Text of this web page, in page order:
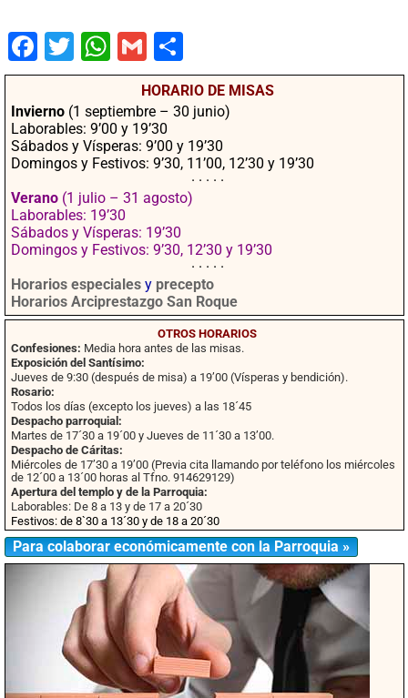
Fac
ebo
Twit
ter
Wha
tsA
pp
Gm
ail
mpa
rtir
HORARIO DE MISAS
Invierno (1 septiembre – 30 junio)
Laborables: 9’00 y 19’30
Sábados y Vísperas: 9’00 y 19’30
Domingos y Festivos: 9’30, 11’00, 12’30 y 19’30
· · · · ·
Verano (1 julio – 31 agosto)
Laborables: 19’30
Sábados y Vísperas: 19’30
Domingos y Festivos: 9’30, 12’30 y 19’30
· · · · ·
Horarios especiales y precepto
Horarios Arciprestazgo San Roque
OTROS HORARIOS
Confesiones: Media hora antes de las misas.
Exposición del Santísimo:
Jueves de 9:30 (después de misa) a 19’00 (Vísperas y bendición).
Rosario:
Todos los días (excepto los jueves) a las 18´45
Despacho parroquial:
Martes de 17´30 a 19´00 y Jueves de 11´30 a 13’00.
Despacho de Cáritas:
Miércoles de 17’30 a 19’00 (Previa cita llamando por teléfono los miércoles
de 12´00 a 13´00 horas al Tfno. 914629129)
Apertura del templo y de la Parroquia:
Laborables: De 8 a 13 y de 17 a 20´30
Festivos: de 8`30 a 13´30 y de 18 a 20´30
Para colaborar económicamente con la Parroquia »